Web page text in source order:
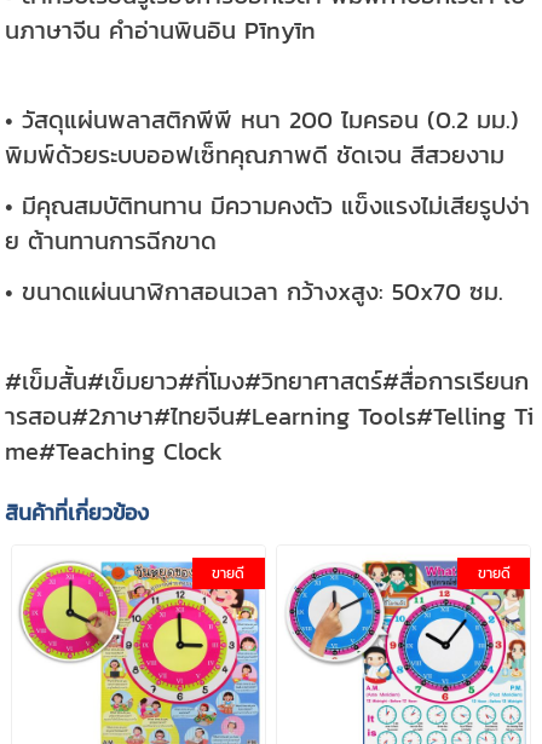
นภาษาจีน คำอ่านพินอิน Pīnyīn
• วัสดุแผ่นพลาสติกพีพี หนา 200 ไมครอน (0.2 มม.)
พิมพ์ด้วยระบบออฟเซ็ทคุณภาพดี ชัดเจน สีสวยงาม
• มีคุณสมบัติทนทาน มีความคงตัว แข็งแรงไม่เสียรูปง่า
ย ต้านทานการฉีกขาด
• ขนาดแผ่นนาฬิกาสอนเวลา กว้างxสูง: 50x70 ซม.
#เข็มสั้น#เข็มยาว#กี่โมง#วิทยาศาสตร์#สื่อการเรียนก
ารสอน#2ภาษา#ไทยจีน#Learning Tools#Telling Ti
me#Teaching Clock
สินค้าที่เกี่ยวข้อง
ขายดี ขายดี